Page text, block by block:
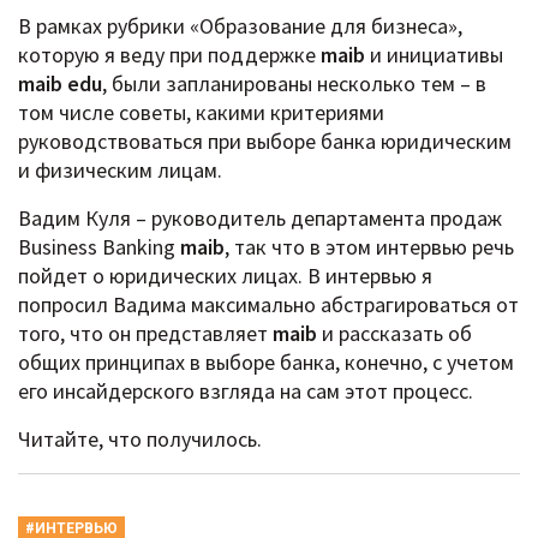
В рамках рубрики «Образование для бизнеса»,
которую я веду при поддержке maib и инициативы
maib edu, были запланированы несколько тем – в
том числе советы, какими критериями
руководствоваться при выборе банка юридическим
и физическим лицам.
Вадим Куля – руководитель департамента продаж
Business Banking maib, так что в этом интервью речь
пойдет о юридических лицах. В интервью я
попросил Вадима максимально абстрагироваться от
того, что он представляет maib и рассказать об
общих принципах в выборе банка, конечно, с учетом
его инсайдерского взгляда на сам этот процесс.
Читайте, что получилось.
#ИНТЕРВЬЮ